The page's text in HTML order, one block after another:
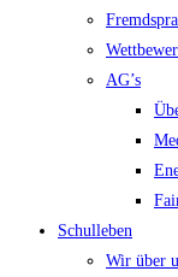
AG’s
Schulleben
Wir über